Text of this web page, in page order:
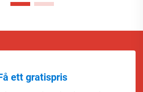
ett gratispris